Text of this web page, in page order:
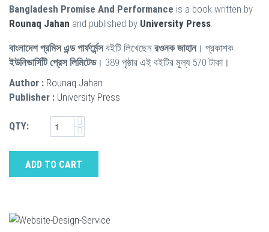
Bangladesh Promise And Performance is a book written by
Rounaq Jahan and published by University Press
বাংলাদেশ প্রমিস এন্ড পার্ফর্মেন্সবইটি লিখেছেন রওনক জাহান। প্রকাশক
ইউনিভার্সিটি প্রেস লিমিটেড। 389 পৃষ্ঠার এই বইটির মূল্য 570 টাকা।
Author : Rounaq Jahan
Publisher : University Press
QTY:
ADD TO CART